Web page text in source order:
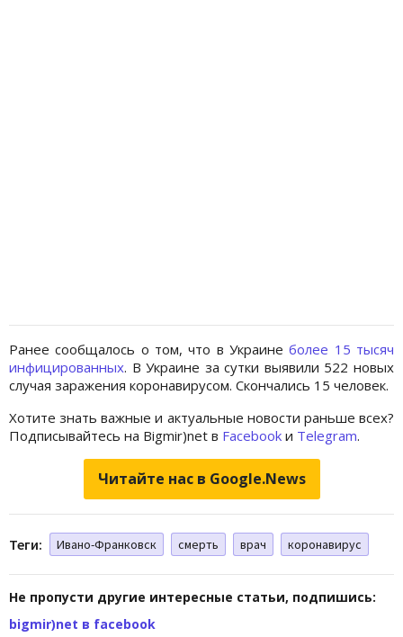
Ранее сообщалось о том, что в Украинеболее 15 тысяч
инфицированных. В Украине за сутки выявили 522 новых
случая заражения коронавирусом. Скончались 15 человек.
Хотите знать важные и актуальные новости раньше всех?
Подписывайтесь на Bigmir)net в Facebook и Telegram.
Читайте нас в Google.News
Теги: Ивано-Франковск смерть врач коронавирус
Не пропусти другие интересные статьи, подпишись:
bigmir)net в facebook